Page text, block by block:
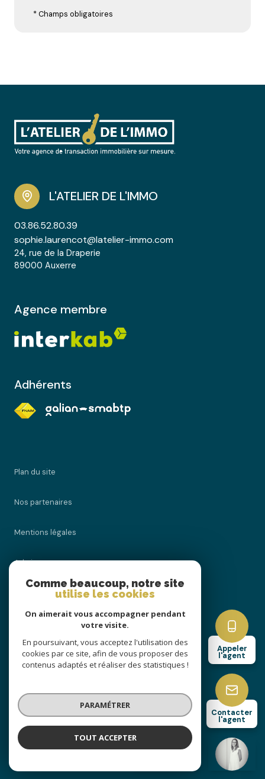
Julie Genest
Appeler
l'agent
Contacter
l'agent
* Champs obligatoires
L'ATELIER DE L'IMMO
03.86.52.80.39
sophie.laurencot@latelier-immo.com
24, rue de la Draperie
89000 Auxerre
Agence membre
Adhérents
plan du site
nos partenaires
mentions légales
admin
nos honoraires
cookies
© 2026 | Tous droits réservés
Réalisé par
Comme beaucoup, notre site
utilise les cookies
On aimerait vous accompagner pendant
votre visite.
En poursuivant, vous acceptez l'utilisation des
cookies par ce site, afin de vous proposer des
contenus adaptés et réaliser des statistiques !
PARAMÉTRER
TOUT ACCEPTER